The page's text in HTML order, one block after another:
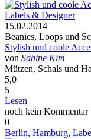
Labels & Designer
15.02.2014
Beanies, Loops und
Stylish und coole
von Sabine Kim
Mützen, Schals und
5,0
5
Lesen
noch kein Kommentar
0
Berlin, Hamburg,